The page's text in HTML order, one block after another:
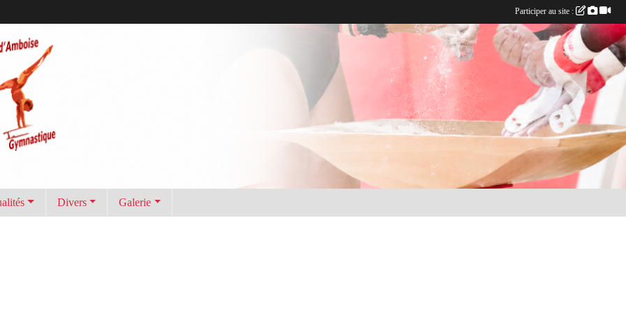
Divers Galerie
Participer au site :